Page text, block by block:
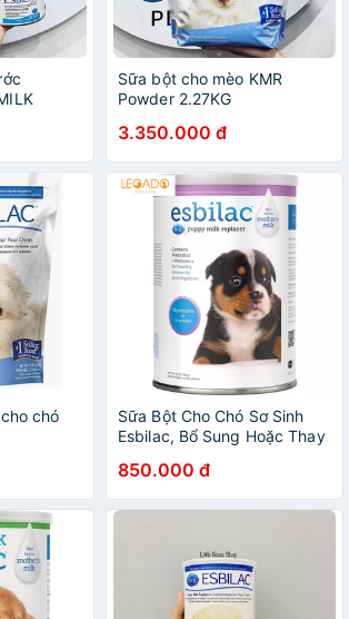
Sữa bột cho mèo KMR
Powder 2.27KG
3.350.000 đ
chó
Sữa Bột Cho Chó Sơ Sinh
Esbilac, Bổ Sung Hoặc Thay
850.000 đ